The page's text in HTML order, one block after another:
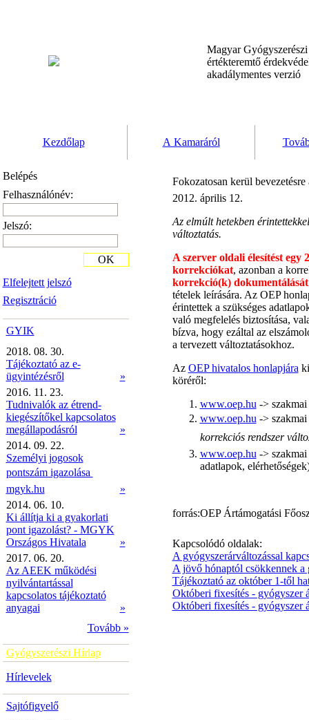
Magyar
értékteremtő
akadálymentes verzió
Kezdőlap A Kamaráról
Belépés
Felhasználónév:
Jelszó:
Elfelejtett jelszó
Regisztráció
OK
GYIK
2018. 08. 30.
Tájékoztató az e-
ügyintézésről
»
2016. 11. 23.
Tudnivalók az étrend-
kiegészítőkel kapcsolatos
megállapodásról
»
2014. 09. 22.
Személyi jogosok
pontszám igazolása 
mgyk.hu
»
2014. 06. 10.
Ki állítja ki a gyakorlati
pont igazolást? - MGYK
Országos Hivatala
»
2017. 06. 20.
Az AEEK működési
nyilvántartással
kapcsolatos tájékoztató
anyagai
»
Tovább »
Gyógyszerészi Hírlap
Hírlevelek
Sajtófigyelő
Fokozatosan kerül bevezetésre
2012. április 12.
Az elmúlt hetekben
változtatás.
A szerver oldali élesítést egy
korrekciókat, azonban a
korrekció(k) dokumentálását
tételek leírására. Az OEP
érintettek a szükséges
való megfelelés biztosítása,
bízva, hogy ezáltal az
a tervezett változtatásokhoz.
Az OEP hivatalos honlapjára
köréről:
www.oep.hu ->
www.oep.hu ->
korrekciós rendszer
www.oep.hu ->
adatlapok,
forrás:OEP Ártámogatási
Kapcsolódó oldalak:
A gyógyszerárváltozással
A jövő hónaptól csökkennek
Tájékoztató az október 1-től
Októberi fixesítés - gyógyszer
Októberi fixesítés - gyógyszer